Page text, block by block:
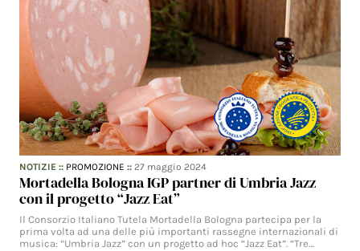
NOTIZIE :: PROMOZIONE ::27 maggio 2024
Mortadella Bologna IGP partner di Umbria Jazz
con il progetto “Jazz Eat”
Il Consorzio Italiano Tutela Mortadella Bologna partecipa per la
prima volta ad una delle più importanti rassegne internazionali di
musica: “Umbria Jazz” con un progetto ad hoc “Jazz Eat”. “Tre…